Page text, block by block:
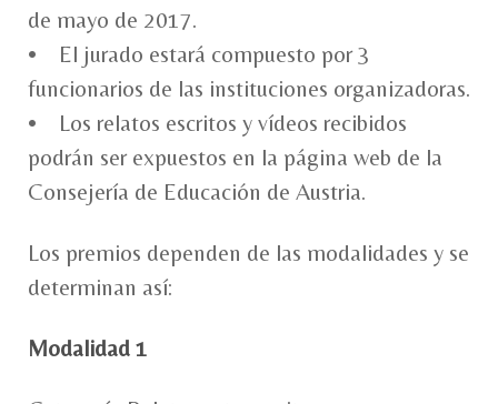
de mayo de 2017.
• El jurado estará compuesto por 3
funcionarios de las instituciones organizadoras.
• Los relatos escritos y vídeos recibidos
podrán ser expuestos en la página web de la
Consejería de Educación de Austria.
Los premios dependen de las modalidades y se
determinan así:
Modalidad 1